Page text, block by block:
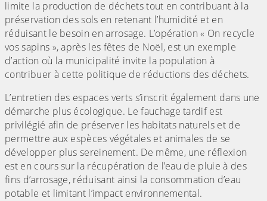
limite la production de déchets tout en contribuant à la
préservation des sols en retenant l’humidité et en
réduisant le besoin en arrosage. L’opération « On recycle
vos sapins », après les fêtes de Noël, est un exemple
d’action où la municipalité invite la population à
contribuer à cette politique de réductions des déchets.
L’entretien des espaces verts s’inscrit également dans une
démarche plus écologique. Le fauchage tardif est
privilégié afin de préserver les habitats naturels et de
permettre aux espèces végétales et animales de se
développer plus sereinement. De même, une réflexion
est en cours sur la récupération de l’eau de pluie à des
fins d’arrosage, réduisant ainsi la consommation d’eau
potable et limitant l’impact environnemental.